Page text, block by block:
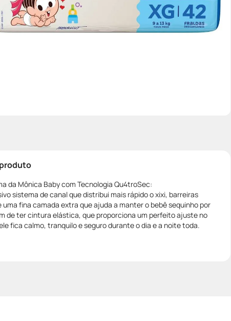
da Mônica Baby com Tecnologia Qu4troSec:
sistema de canal que distribui mais rápido o xixi, barreiras
fina camada extra que ajuda a manter o bebê sequinho por
de ter cintura elástica, que proporciona um perfeito ajuste no
fica calmo, tranquilo e seguro durante o dia e a noite toda.